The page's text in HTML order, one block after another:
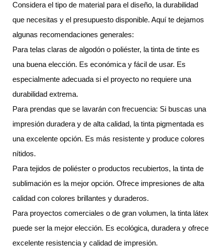
Considera el tipo de material para el diseño, la durabilidad
que necesitas y el presupuesto disponible. Aquí te dejamos
algunas recomendaciones generales:
Para telas claras de algodón o poliéster, la tinta de tinte es
una buena elección. Es económica y fácil de usar. Es
especialmente adecuada si el proyecto no requiere una
durabilidad extrema.
Para prendas que se lavarán con frecuencia: Si buscas una
impresión duradera y de alta calidad, la tinta pigmentada es
una excelente opción. Es más resistente y produce colores
nítidos.
Para tejidos de poliéster o productos recubiertos, la tinta de
sublimación es la mejor opción. Ofrece impresiones de alta
calidad con colores brillantes y duraderos.
Para proyectos comerciales o de gran volumen, la tinta látex
puede ser la mejor elección. Es ecológica, duradera y ofrece
excelente resistencia y calidad de impresión.